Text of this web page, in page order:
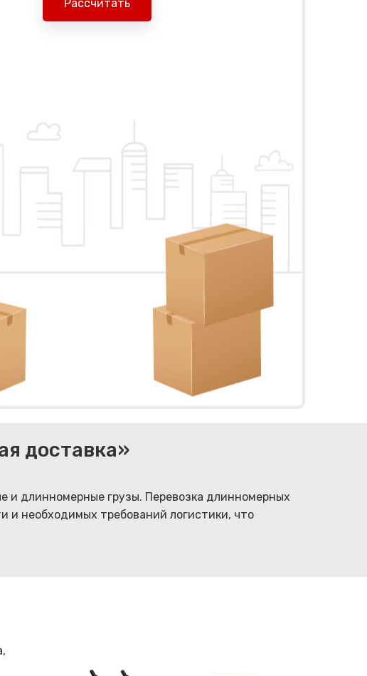
Рассчитать
доставка»
и длинномерные грузы. Перевозка длинномерных
и необходимых требований логистики, что